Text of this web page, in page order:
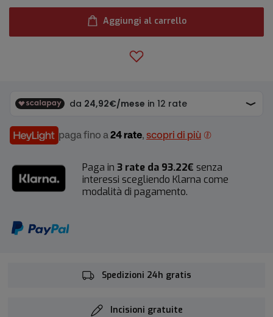
Aggiungi al carrello
paga fino a 24 rate, scopri di più
Paga in 3 rate da 93.22€ senza
interessi scegliendo Klarna come
modalità di pagamento.
Spedizioni 24h gratis
Incisioni gratuite